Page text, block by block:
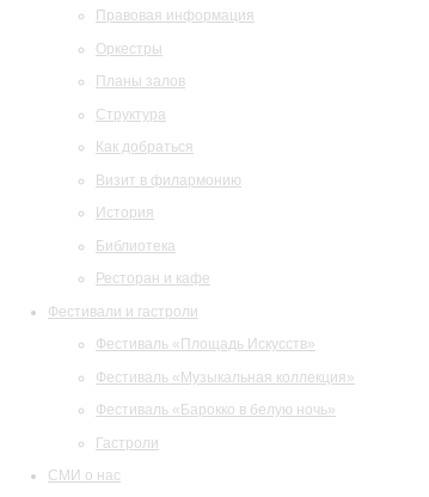
Правовая информация
Оркестры
Планы залов
Структура
Как добраться
Визит в филармонию
История
Библиотека
Ресторан и кафе
Фестивали и гастроли
Фестиваль «Площадь Искусств»
Фестиваль «Музыкальная коллекция»
Фестиваль «Барокко в белую ночь»
Гастроли
СМИ о нас